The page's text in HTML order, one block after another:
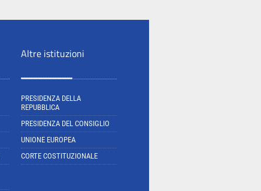
Altre istituzioni
PRESIDENZA DELLA
REPUBBLICA
PRESIDENZA DEL CONSIGLIO
UNIONE EUROPEA
CORTE COSTITUZIONALE